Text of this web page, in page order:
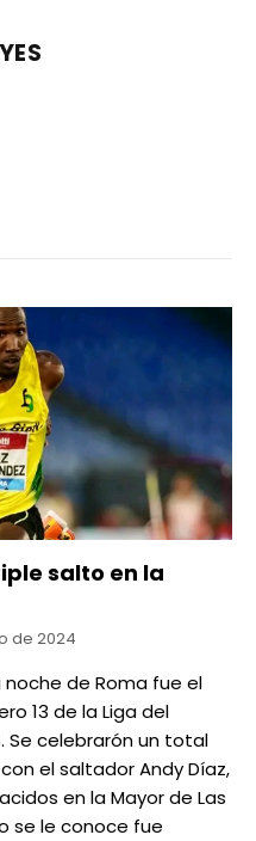
salto en la
de 2024
de Roma fue el
13 de la Liga del
Se celebrarón un total
el saltador Andy Díaz,
en la Mayor de Las
se le conoce fue